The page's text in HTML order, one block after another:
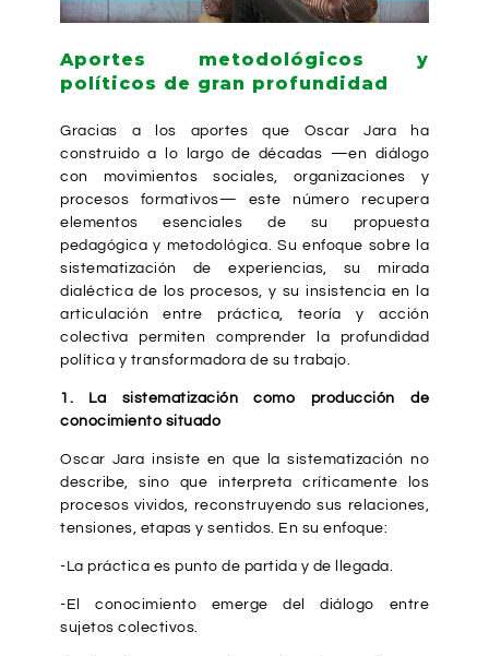
Aportes metodológicos y
políticos de gran profundidad
Gracias a los aportes que Oscar Jara ha
construido a lo largo de décadas —en diálogo
con movimientos sociales, organizaciones y
procesos formativos— este número recupera
elementos esenciales de su propuesta
pedagógica y metodológica. Su enfoque sobre la
sistematización de experiencias, su mirada
dialéctica de los procesos, y su insistencia en la
articulación entre práctica, teoría y acción
colectiva permiten comprender la profundidad
política y transformadora de su trabajo.
1. La sistematización como producción de
conocimiento situado
Oscar Jara insiste en que la sistematización no
describe, sino que interpreta críticamente los
procesos vividos, reconstruyendo sus relaciones,
tensiones, etapas y sentidos. En su enfoque:
-La práctica es punto de partida y de llegada.
-El conocimiento emerge del diálogo entre
sujetos colectivos.